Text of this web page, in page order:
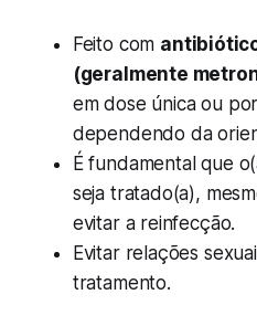
Feito com
(geralmente
em dose única ou
dependendo da
É fundamental que
seja tratado(a),
evitar a reinfecção.
Evitar relações
tratamento.